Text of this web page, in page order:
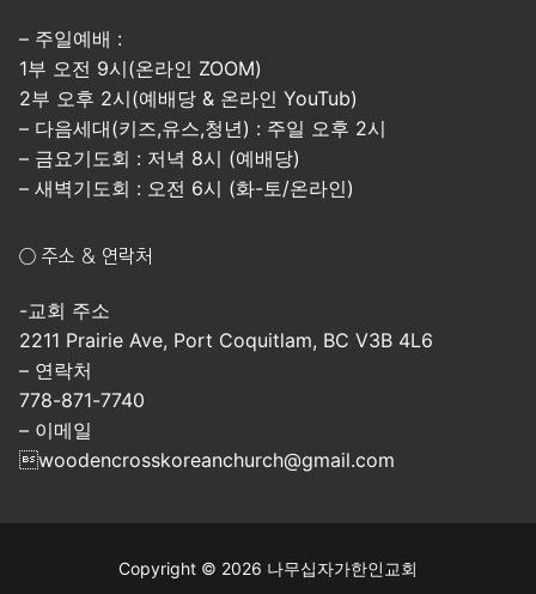
– 주일예배 :
1부 오전 9시(온라인 ZOOM)
2부 오후 2시(예배당 & 온라인 YouTub)
– 다음세대(키즈,유스,청년) : 주일 오후 2시
– 금요기도회 : 저녁 8시 (예배당)
– 새벽기도회 : 오전 6시 (화-토/온라인)
○ 주소 & 연락처
-교회 주소
2211 Prairie Ave, Port Coquitlam, BC V3B 4L6
– 연락처
778-871-7740
– 이메일
woodencrosskoreanchurch@gmail.com
Copyright © 2026 나무십자가한인교회